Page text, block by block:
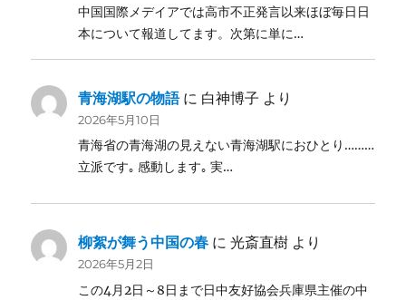
中国国際メデイアでは高市不正発言以来ほぼ毎日日
本について報道してます。次第に単に…
青海湖駅の物語に 白神博子 より
2026年5月10日
青海省の青海湖の見えない青海湖駅におひとり………
立派です｡ 感動します｡ 実…
柳絮が舞う中国の春 に光斎直樹 より
2026年5月2日
この4月2日～8日まで日中友好協会兵庫県主催の中